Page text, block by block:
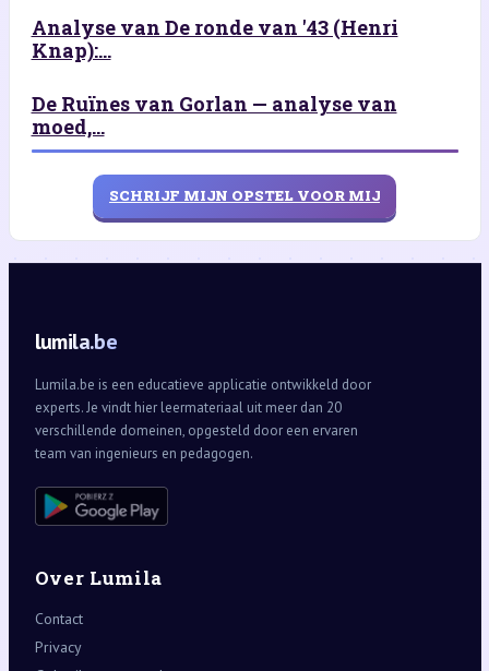
Analyse van De ronde van '43 (Henri
Knap):...
De Ruïnes van Gorlan — analyse van
moed,...
SCHRIJF MIJN OPSTEL VOOR MIJ
lumila.be
Lumila.be is een educatieve applicatie ontwikkeld door
experts. Je vindt hier leermateriaal uit meer dan 20
verschillende domeinen, opgesteld door een ervaren
team van ingenieurs en pedagogen.
Over Lumila
Contact
Privacy